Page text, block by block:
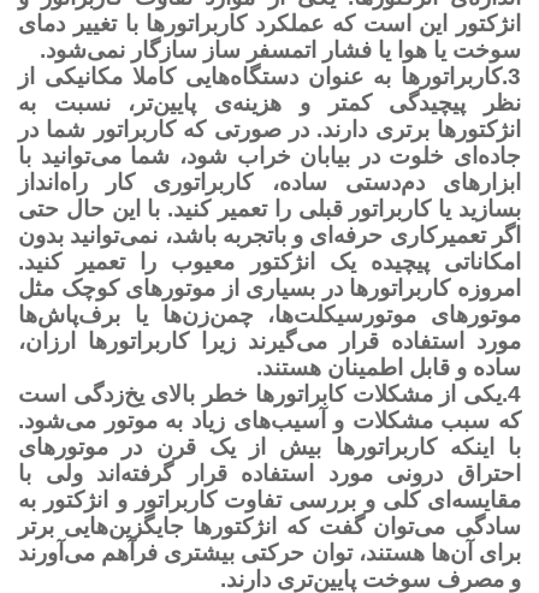
انژکتور این است که عملکرد کاربراتورها با تغییر دمای
سوخت یا هوا یا فشار اتمسفر ساز سازگار نمی‌شود.
3.کاربراتورها به عنوان دستگاه‌هایی کاملا مکانیکی از
نظر پیچیدگی کمتر و هزینه‌ی پایین‌تر، نسبت به
انژکتورها برتری دارند. در صورتی که کاربراتور شما در
جاده‌ای خلوت در بیابان خراب شود، شما می‌توانید با
ابزارهای دم‌دستی ساده، کاربراتوری کار راه‌انداز
بسازید یا کاربراتور قبلی را تعمیر کنید. با این حال حتی
اگر تعمیرکاری حرفه‌ای و باتجربه باشد، نمی‌توانید بدون
امکاناتی پیچیده یک انژکتور معیوب را تعمیر کنید.
امروزه کاربراتورها در بسیاری از موتورهای کوچک مثل
موتورهای موتورسیکلت‌ها، چمن‌زن‌ها یا برف‌پاش‌ها
مورد استفاده قرار می‌گیرند زیرا کاربراتورها ارزان،
ساده و قابل اطمینان هستند.
4.یکی از مشکلات کابراتورها خطر بالای یخ‌زدگی است
که سبب مشکلات و آسیب‌های زیاد به موتور می‌شود.
با اینکه کاربراتورها بیش از یک قرن در موتورهای
احتراق درونی مورد استفاده قرار گرفته‌اند ولی با
مقایسه‌ای کلی و بررسی تفاوت کاربراتور و انژکتور به
سادگی می‌توان گفت که انژکتورها جایگزین‌هایی برتر
برای آن‌ها هستند، توان حرکتی بیشتری فرآهم می‌آورند
و مصرف سوخت پایین‌تری دارند.